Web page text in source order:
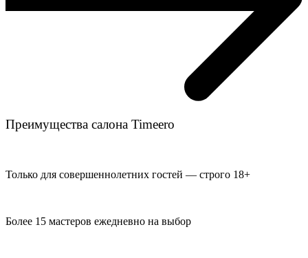
Преимущества салона Timeero
Только для совершеннолетних гостей — строго 18+
Более 15 мастеров ежедневно на выбор